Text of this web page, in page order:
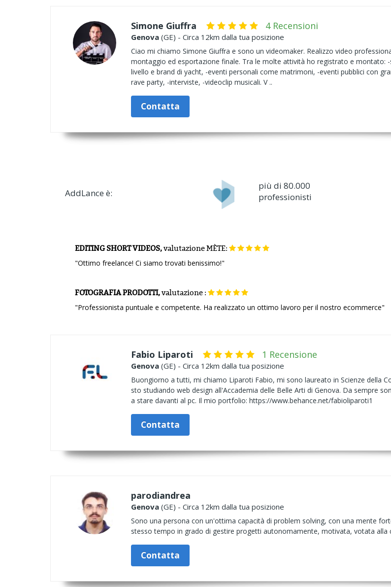
Simone Giuffra 4 Recensioni
Genova (GE) - Circa 12km dalla tua posizione
Ciao mi chiamo Simone Giuffra e sono un videomaker. Realizzo video
montaggio ed esportazione finale. Tra le molte attività ho registrato e montato:
livello e brand di yacht, -eventi personali come matrimoni, -eventi pubblici con
rave party, -interviste, -videoclip musicali. V ..
Contatta
AddLance è:
più di 80.000
professionisti
EDITING SHORT VIDEOS,valutazioneMÈTE:
"Ottimo freelance! Ci siamo trovati benissimo!"
FOTOGRAFIA PRODOTTI,valutazione:
"Professionista puntuale e competente. Ha realizzato un ottimo lavoro per il nostro ecommerce"
Fabio Liparoti 1 Recensione
Genova (GE) - Circa 12km dalla tua posizione
Buongiorno a tutti, mi chiamo Liparoti Fabio, mi sono laureato in Scienze della
sto studiando web design all'Accademia delle Belle Arti di Genova. Da sempre
a stare davanti al pc. Il mio portfolio: https://www.behance.net/fabioliparoti1
Contatta
parodiandrea
Genova (GE) - Circa 12km dalla tua posizione
Sono una persona con un'ottima capacità di problem solving, con una mente
stesso tempo in grado di gestire progetti autonomamente, motivata, votata alla
Contatta